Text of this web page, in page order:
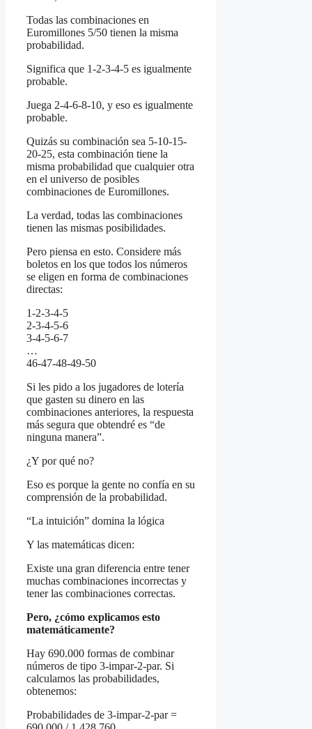
Todas las combinaciones en
Euromillones 5/50 tienen la misma
probabilidad.
Significa que 1-2-3-4-5 es igualmente
probable.
Juega 2-4-6-8-10, y eso es igualmente
probable.
Quizás su combinación sea 5-10-15-
20-25, esta combinación tiene la
misma probabilidad que cualquier otra
en el universo de posibles
combinaciones de Euromillones.
La verdad, todas las combinaciones
tienen las mismas posibilidades.
Pero piensa en esto. Considere más
boletos en los que todos los números
se eligen en forma de combinaciones
directas:
1-2-3-4-5
2-3-4-5-6
3-4-5-6-7
…
46-47-48-49-50
Si les pido a los jugadores de lotería
que gasten su dinero en las
combinaciones anteriores, la respuesta
más segura que obtendré es “de
ninguna manera”.
¿Y por qué no?
Eso es porque la gente no confía en su
comprensión de la probabilidad.
“La intuición” domina la lógica
Y las matemáticas dicen:
Existe una gran diferencia entre tener
muchas combinaciones incorrectas y
tener las combinaciones correctas.
Pero, ¿cómo explicamos esto
matemáticamente?
Hay 690.000 formas de combinar
números de tipo 3-impar-2-par. Si
calculamos las probabilidades,
obtenemos:
Probabilidades de 3-impar-2-par =